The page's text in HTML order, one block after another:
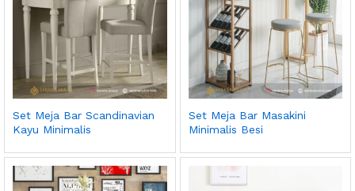
Set Meja Bar Scandinavian
Kayu Minimalis
Set Meja Bar Masakini
Minimalis Besi